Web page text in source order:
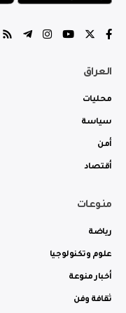
العراق
محليات
سياسة
أمن
أقتصاد
منوعات
رياضة
علوم وتكنولوجيا
أخبار منوعة
ثقافة وفن